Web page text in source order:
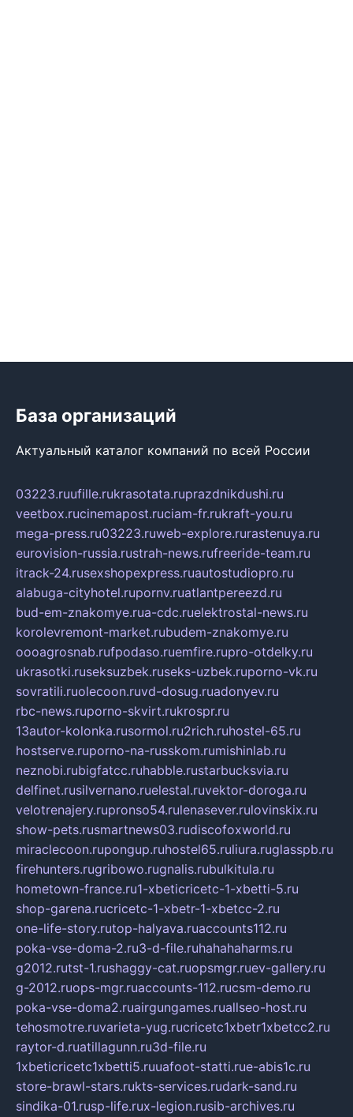
База организаций
Актуальный каталог компаний по всей России
03223.ruufille.rukrasotata.ruprazdnikdushi.ru
veetbox.rucinemapost.ruciam-fr.rukraft-you.ru
mega-press.ru03223.ruweb-explore.rurastenuya.ru
eurovision-russia.rustrah-news.rufreeride-team.ru
itrack-24.rusexshopexpress.ruautostudiopro.ru
alabuga-cityhotel.rupornv.ruatlantpereezd.ru
bud-em-znakomye.rua-cdc.ruelektrostal-news.ru
korolevremont-market.rubudem-znakomye.ru
oooagrosnab.rufpodaso.ruemfire.rupro-otdelky.ru
ukrasotki.ruseksuzbek.ruseks-uzbek.ruporno-vk.ru
sovratili.ruolecoon.ruvd-dosug.ruadonyev.ru
rbc-news.ruporno-skvirt.rukrospr.ru
13autor-kolonka.rusormol.ru2rich.ruhostel-65.ru
hostserve.ruporno-na-russkom.rumishinlab.ru
neznobi.rubigfatcc.ruhabble.rustarbucksvia.ru
delfinet.rusilvernano.ruelestal.ruvektor-doroga.ru
velotrenajery.rupronso54.rulenasever.rulovinskix.ru
show-pets.rusmartnews03.rudiscofoxworld.ru
miraclecoon.rupongup.ruhostel65.ruliura.ruglasspb.ru
firehunters.rugribowo.rugnalis.rubulkitula.ru
hometown-france.ru1-xbeticricetc-1-xbetti-5.ru
shop-garena.rucricetc-1-xbetr-1-xbetcc-2.ru
one-life-story.rutop-halyava.ruaccounts112.ru
poka-vse-doma-2.ru3-d-file.ruhahahaharms.ru
g2012.rutst-1.rushaggy-cat.ruopsmgr.ruev-gallery.ru
g-2012.ruops-mgr.ruaccounts-112.rucsm-demo.ru
poka-vse-doma2.ruairgungames.ruallseo-host.ru
tehosmotre.ruvarieta-yug.rucricetc1xbetr1xbetcc2.ru
raytor-d.ruatillagunn.ru3d-file.ru
1xbeticricetc1xbetti5.ruuafoot-statti.rue-abis1c.ru
store-brawl-stars.rukts-services.rudark-sand.ru
sindika-01.rusp-life.rux-legion.rusib-archives.ru